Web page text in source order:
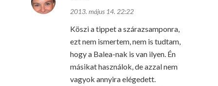
2013. május 14. 22:22
Köszi a tippet a szárazsamponra,
ezt nem ismertem, nem is tudtam,
hogy a Balea-nak is van ilyen. Én
másikat használok, de azzal nem
vagyok annyira elégedett.